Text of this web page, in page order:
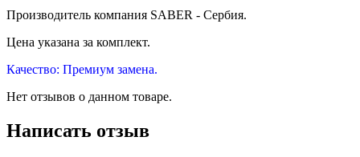
Производитель компания SABER - Сербия.
Цена указана за комплект.
Качество: Премиум замена.
Нет отзывов о данном товаре.
Написать отзыв